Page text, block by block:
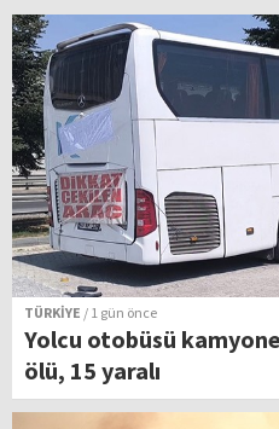
TÜRKİYE / 1 gün önce
Yolcu otobüsü
ölü, 15 yaralı